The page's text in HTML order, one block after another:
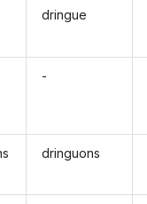
dringue
-
dringuons